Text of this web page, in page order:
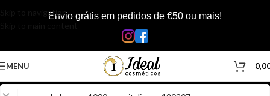
Skip to navigationEnvio grátis em pedidos de €50 ou mais!
MENU